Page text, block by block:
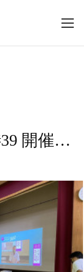
CoderDojo喜多方 #39 開催レポート